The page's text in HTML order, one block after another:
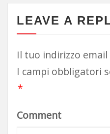
LEAVE A
Il tuo indirizzo
I campi obbligatori
*
Comment